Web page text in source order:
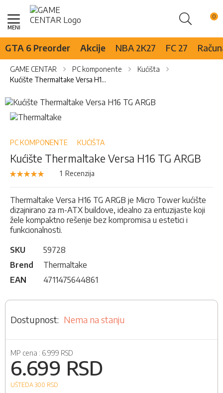
Pretraži
Skip
Content
GTA 6 Preorder Akcije NBA 2K27 FC 27
GAME CENTAR PC komponente
Kućišta
Kućište Thermaltake Versa H16 TG ARGB
Skip
to
the
of
images
gallery
Skip
to
beginning
the
images
PC KOMPONENTE KUĆIŠTA
Kućište Thermaltake Versa H16 TG ARGB
Rejting:
100
% of 100
1 Recenzija
Thermaltake Versa H16 TG ARGB je Micro Tower kućište
dizajnirano za m-ATX buildove, idealno za entuzijaste koji
žele kompaktno rešenje bez kompromisa u estetici i
funkcionalnosti.
SKU
59728
Brend
Thermaltake
EAN
4711475644861
Nema na stanju
MP cena : 6.999 RSD
6.699 RSD
UŠTEDA 300 RSD